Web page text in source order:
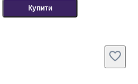
Купити